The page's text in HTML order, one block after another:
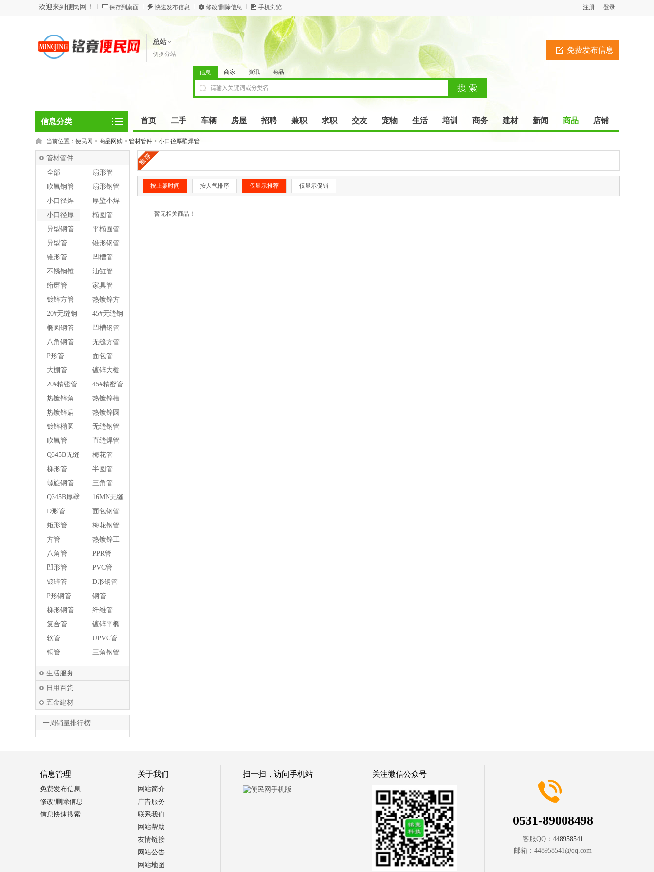
欢迎来到便民网！ 保存到桌面 快速发布信息 修改/删除信息 手机浏览 登录
注册
总站
切换分站 免费发布信息
信息 商家 资讯 商品
信息分类 首页 二手 车辆 房屋 招聘 兼职 求职 交友 宠物 生活 培训 商务 建材 新闻 商品 店铺
当前位置： 便民网 > 商品网购 > 管材管件 > 小口径厚壁焊管
管材管件
全部
扇形管
吹氧钢管
扇形钢管
小口径焊
管
厚壁小焊
管
小口径厚
壁焊管
椭圆管
异型钢管
平椭圆管
异型管
锥形钢管
锥形管
凹槽管
不锈钢锥
形钢管
油缸管
绗磨管
家具管
镀锌方管
热镀锌方
管
20#无缝钢
管
45#无缝钢
管
椭圆钢管
凹槽钢管
八角钢管
无缝方管
P形管
面包管
大棚管
镀锌大棚
管
20#精密管
45#精密管
热镀锌角
钢
热镀锌槽
钢
热镀锌扁
钢
热镀锌圆
钢
镀锌椭圆
管
无缝钢管
吹氧管
直缝焊管
Q345B无缝
钢管
梅花管
梯形管
半圆管
螺旋钢管
三角管
Q345B厚壁
方管
16MN无缝
钢管
D形管
面包钢管
矩形管
梅花钢管
方管
热镀锌工
字钢异径
八角管
PPR管
凹形管
PVC管
镀锌管
D形钢管
P形钢管
钢管
梯形钢管
纤维管
复合管
镀锌平椭
圆管
软管
UPVC管
铜管
三角钢管
生活服务
日用百货
五金建材
一周销量排行榜
按上架时间 按人气排序 仅显示推荐 仅显示促销
暂无相关商品！
信息管理
免费发布信息
修改/删除信息
信息快速搜索
关于我们
网站简介
广告服务
联系我们
网站帮助
友情链接
网站公告
网站地图
扫一扫，访问手机站 关注微信公众号
0531-89008498
客服QQ： 448958541
邮箱： 448958541@qq.com